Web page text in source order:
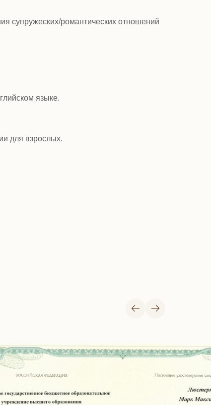
супружеских/романтических отношений
языке.
для взрослых.